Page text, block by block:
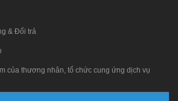
& Đổi trả
của thương nhân, tổ chức cung ứng dịch vụ